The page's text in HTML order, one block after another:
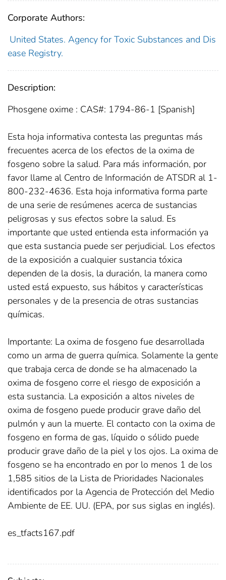
Corporate Authors:
United States. Agency for Toxic Substances and Dis
ease Registry.
Description:
Phosgene oxime : CAS#: 1794-86-1 [Spanish]
Esta hoja informativa contesta las preguntas más
frecuentes acerca de los efectos de la oxima de
fosgeno sobre la salud. Para más información, por
favor llame al Centro de Información de ATSDR al 1-
800-232-4636. Esta hoja informativa forma parte
de una serie de resúmenes acerca de sustancias
peligrosas y sus efectos sobre la salud. Es
importante que usted entienda esta información ya
que esta sustancia puede ser perjudicial. Los efectos
de la exposición a cualquier sustancia tóxica
dependen de la dosis, la duración, la manera como
usted está expuesto, sus hábitos y características
personales y de la presencia de otras sustancias
químicas.
Importante: La oxima de fosgeno fue desarrollada
como un arma de guerra química. Solamente la gente
que trabaja cerca de donde se ha almacenado la
oxima de fosgeno corre el riesgo de exposición a
esta sustancia. La exposición a altos niveles de
oxima de fosgeno puede producir grave daño del
pulmón y aun la muerte. El contacto con la oxima de
fosgeno en forma de gas, líquido o sólido puede
producir grave daño de la piel y los ojos. La oxima de
fosgeno se ha encontrado en por lo menos 1 de los
1,585 sitios de la Lista de Prioridades Nacionales
identificados por la Agencia de Protección del Medio
Ambiente de EE. UU. (EPA, por sus siglas en inglés).
es_tfacts167.pdf